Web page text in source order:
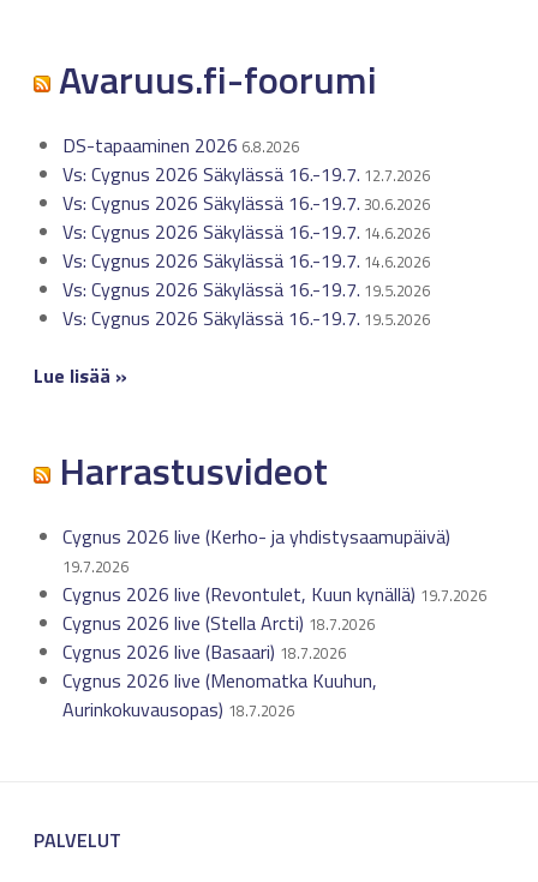
Avaruus.fi-foorumi
DS-tapaaminen 2026 6.8.2026
Vs: Cygnus 2026 Säkylässä 16.-19.7. 12.7.2026
Vs: Cygnus 2026 Säkylässä 16.-19.7. 30.6.2026
Vs: Cygnus 2026 Säkylässä 16.-19.7. 14.6.2026
Vs: Cygnus 2026 Säkylässä 16.-19.7. 14.6.2026
Vs: Cygnus 2026 Säkylässä 16.-19.7. 19.5.2026
Vs: Cygnus 2026 Säkylässä 16.-19.7. 19.5.2026
Lue lisää »
Harrastusvideot
Cygnus 2026 live (Kerho- ja yhdistysaamupäivä)
19.7.2026
Cygnus 2026 live (Revontulet, Kuun kynällä) 19.7.2026
Cygnus 2026 live (Stella Arcti) 18.7.2026
Cygnus 2026 live (Basaari) 18.7.2026
Cygnus 2026 live (Menomatka Kuuhun,
Aurinkokuvausopas) 18.7.2026
PALVELUT